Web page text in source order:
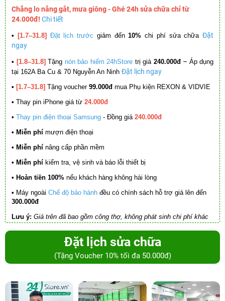
Chẳng lo nắng gắt, mưa giông - Ghé 24h sửa chữa chỉ từ
24.000đ! Chi tiết
• [1.7–31.8] Đặt lịch trước giảm đến10% chi phí sửa chữa Đặt
ngay
• [1.8–31.8] Tặng nón bảo hiểm 24hStore trị giá 240.000đ – Áp dụng
tại 162A Ba Cu & 70 Nguyễn An Ninh Đặt lịch ngay
• [1.7–31.8] Tặng voucher 99.000đ mua Phụ kiện REXON & VIDVIE
• Thay pin iPhone giá từ 24.000đ
• Thay pin điện thoại Samsung - Đồng giá 240.000đ
• Miễn phí mượn điện thoại
• Miễn phí nâng cấp phần mềm
• Miễn phí kiểm tra, vệ sinh và báo lỗi thiết bị
• Hoàn tiền 100% nếu khách hàng không hài lòng
• Máy ngoài Chế độ bảo hành đều có chính sách hỗ trợ giá lên đến
300.000đ
Lưu ý: Giá trên đã bao gồm công thợ, không phát sinh chi phí khác
Đặt lịch sửa chữa
(Tặng Voucher 10% tối đa 50.000đ)